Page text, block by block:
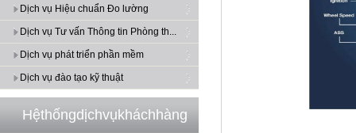
Dịch vụ Hiệu chuẩn Đo lường
Dịch vụ Tư vấn Thông tin Phòng th...
Dịch vụ phát triển phần mềm
Dịch vụ đào tạo kỹ thuật
Hệthốngdịchvụkháchhàng